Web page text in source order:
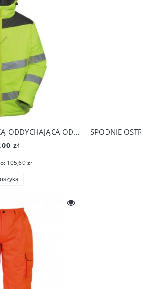
KURTKA Z PODSZEWKĄ ODDYCHAJĄCA ODBLASKOWA VIZWELL
zł
105,69 zł